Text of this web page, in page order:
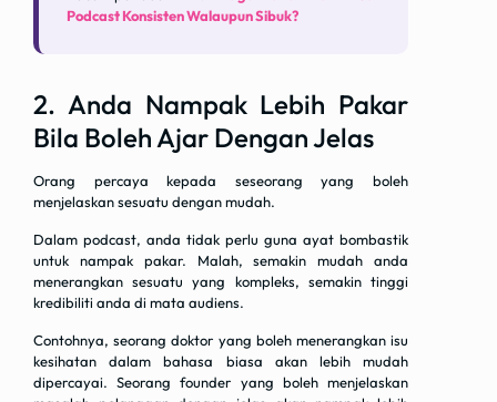
Podcast Konsisten Walaupun Sibuk?
2. Anda Nampak Lebih Pakar
Bila Boleh Ajar Dengan Jelas
Orang percaya kepada seseorang yang boleh
menjelaskan sesuatu dengan mudah.
Dalam podcast, anda tidak perlu guna ayat bombastik
untuk nampak pakar. Malah, semakin mudah anda
menerangkan sesuatu yang kompleks, semakin tinggi
kredibiliti anda di mata audiens.
Contohnya, seorang doktor yang boleh menerangkan isu
kesihatan dalam bahasa biasa akan lebih mudah
dipercayai. Seorang founder yang boleh menjelaskan